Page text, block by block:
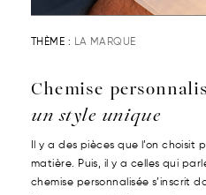
THÈME : LA MARQUE
Chemise
un style unique
Il y a des pièces que l’on choisit
matière. Puis, il y a celles qui
chemise personnalisée s’inscrit